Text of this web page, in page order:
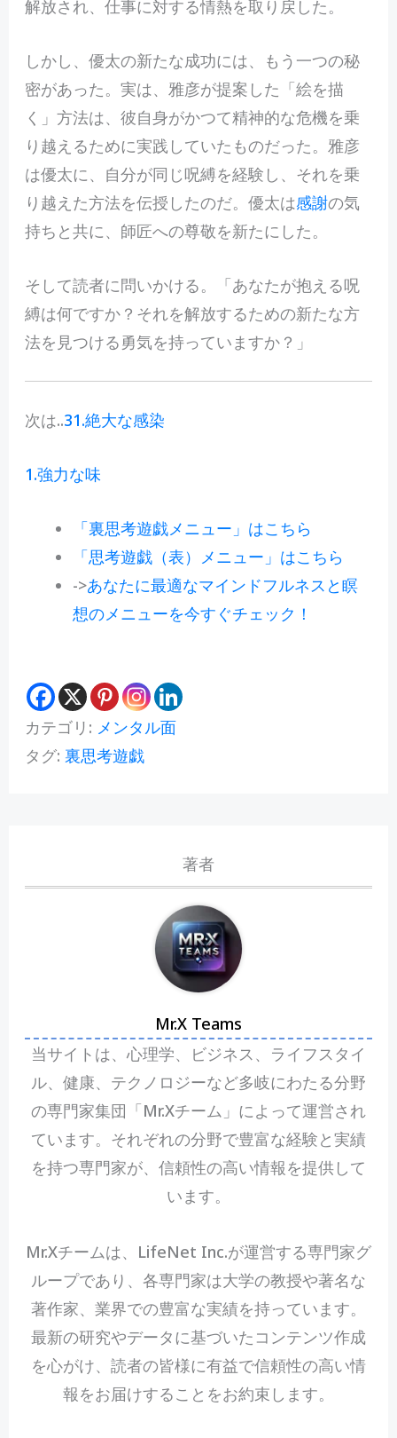
解放され、仕事に対する情熱を取り戻した。
しかし、優太の新たな成功には、もう一つの秘
密があった。実は、雅彦が提案した「絵を描
く」方法は、彼自身がかつて精神的な危機を乗
り越えるために実践していたものだった。雅彦
は優太に、自分が同じ呪縛を経験し、それを乗
り越えた方法を伝授したのだ。優太は感謝の気
持ちと共に、師匠への尊敬を新たにした。
そして読者に問いかける。「あなたが抱える呪
縛は何ですか？それを解放するための新たな方
法を見つける勇気を持っていますか？」
次は..31.絶大な感染
1.強力な味
「裏思考遊戯メニュー」はこちら
「思考遊戯（表）メニュー」はこちら
->あなたに最適なマインドフルネスと瞑
想のメニューを今すぐチェック！
カテゴリ: メンタル面
タグ: 裏思考遊戯
著者
Mr.X Teams
当サイトは、心理学、ビジネス、ライフスタイ
ル、健康、テクノロジーなど多岐にわたる分野
の専門家集団「Mr.Xチーム」によって運営され
ています。それぞれの分野で豊富な経験と実績
を持つ専門家が、信頼性の高い情報を提供して
います。
Mr.Xチームは、LifeNet Inc.が運営する専門家グ
ループであり、各専門家は大学の教授や著名な
著作家、業界での豊富な実績を持っています。
最新の研究やデータに基づいたコンテンツ作成
を心がけ、読者の皆様に有益で信頼性の高い情
報をお届けすることをお約束します。